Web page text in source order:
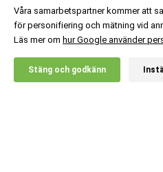
20% RABATT!
X
Våra samarbetspartner kommer att
för personifiering och mätning vid
Läs mer om hur Google använder
Stäng och godkänn